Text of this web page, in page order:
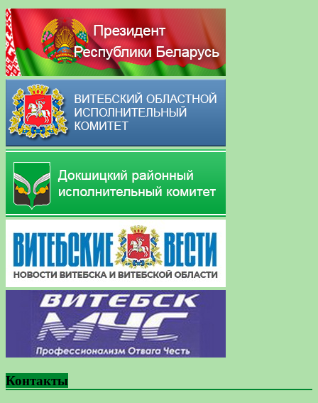
Контакты